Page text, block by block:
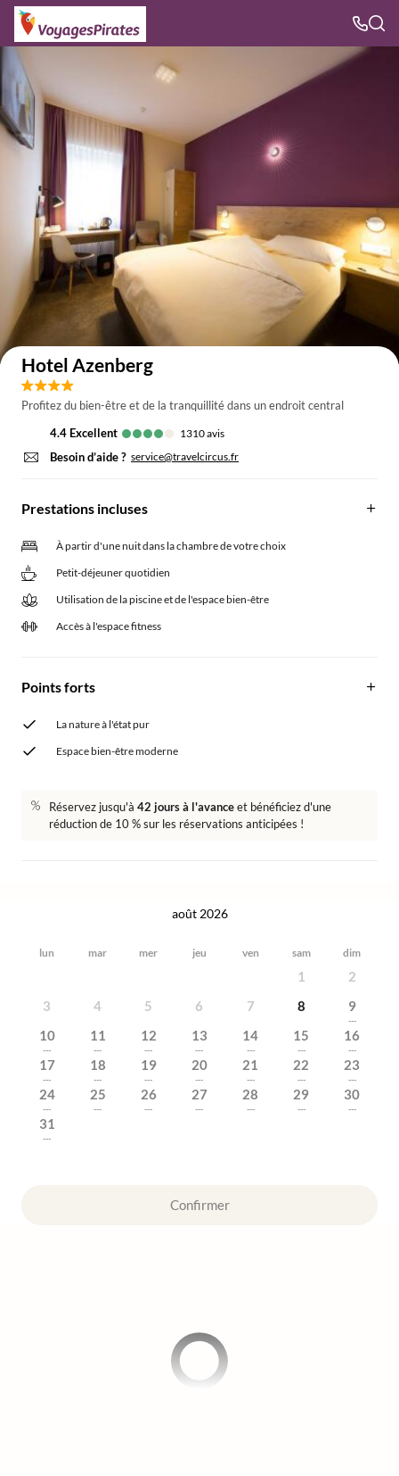
Voir sur la carte
Hotel Azenberg
Profitez du bien-être et de la tranquillité dans un endroit central
4.4
excellent 1310avis
Besoin d’aide ? service@travelcircus.fr
Prestations incluses
À partir d'une nuit dans la chambre de votre choix
Petit-déjeuner quotidien
Utilisation de la piscine et de l'espace bien-être
Accès à l'espace fitness
Points forts
La nature à l'état pur
Espace bien-être moderne
Réservez jusqu'à 42 jours à l'avanceet bénéficiez d'une
réduction de 10 % sur les réservations anticipées !
août 2026
lun mar mer jeu ven sam dim
1
2
3
4 5 6 7 8 9
---
10
---
11
---
12
---
13
---
14
---
15
---
16
---
17
---
18
---
19
---
20
---
21
---
22
---
23
---
24
---
25
---
26
---
27
---
28
---
29
---
30
---
31
---
Confirmer